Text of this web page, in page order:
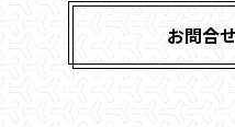
お問合